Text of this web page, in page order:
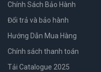
Chính Sách Bảo Hành
Đổi trả và bảo hành
Hướng Dẫn Mua Hàng
Chính sách thanh toán
Tải Catalogue 2025